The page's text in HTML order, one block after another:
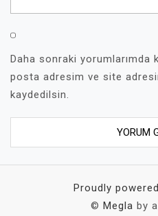
Daha sonraki yorumlarımda
posta adresim ve site
kaydedilsin.
Proudly
© Megla by